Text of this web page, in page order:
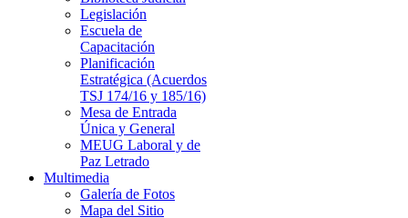
Legislación
Escuela de
Capacitación
Planificación
Estratégica (Acuerdos
TSJ 174/16 y 185/16)
Mesa de Entrada
Única y General
MEUG Laboral y de
Paz Letrado
Multimedia
Galería de Fotos
Mapa del Sitio